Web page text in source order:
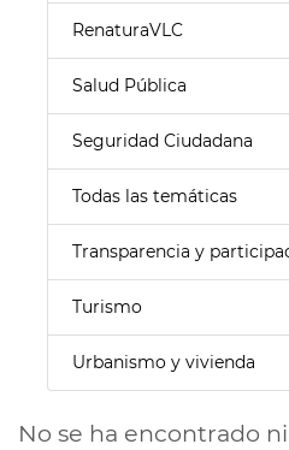
RenaturaVLC
Salud Pública
Seguridad Ciudadana
Todas las temáticas
Transparencia y
Turismo
Urbanismo y vivienda
No se ha encontrado